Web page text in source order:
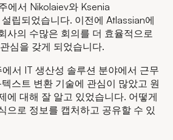
에서 Nikolaiev와 Ksenia
립되었습니다. 이전에 Atlassian에
사의 수많은 회의를 더 효율적으로
심을 갖게 되었습니다.
서 IT 생산성 솔루션 분야에서 근무
스트 변환 기술에 관심이 많았고 원
에 대해 잘 알고 있었습니다. 어떻게
으로 정보를 캡처하고 공유할 수 있